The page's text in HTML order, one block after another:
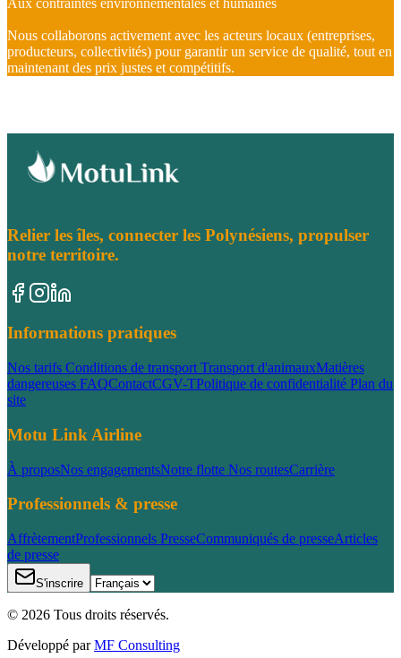
Aux contraintes environnementales et humaines
Nous collaborons activement avec les acteurs locaux (entreprises,
producteurs, collectivités) pour garantir un service de qualité, tout en
maintenant des prix justes et compétitifs.
Relier les îles, connecter les Polynésiens, propulser
notre territoire.
Informations pratiques
Nos tarifs Conditions de transport Transport d'animauxMatières
dangereuses FAQContactCGV-TPolitique de confidentialité Plan du
site
Motu Link Airline
À proposNos engagementsNotre flotte Nos routesCarrière
Professionnels & presse
AffrètementProfessionnels PresseCommuniqués de presseArticles
de presse
S'inscrire
© 2026 Tous droits réservés.
Développé par MF Consulting